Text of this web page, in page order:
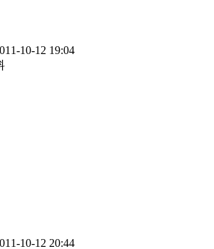
10-12 19:04
10-12 20:44